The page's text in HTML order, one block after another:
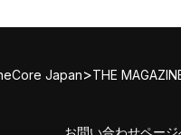
Japan>THE
お問い合わせページ